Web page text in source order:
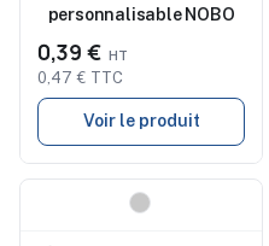
personnalisable NOBO
0,39 €
0,47 € TTC
Voir le produit